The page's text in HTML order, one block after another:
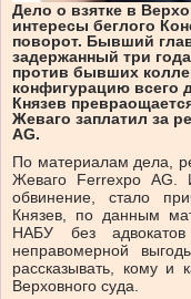
Дело о взятке в
интересы беглого
поворот. Бывший
задержанный три
против бывших
конфигурацию всего
Князев
Жеваго заплатил за
AG.
По материалам дела,
Жеваго Ferrexpo AG.
обвинение, стало
Князев, по данным
НАБУ без
неправомерной
рассказывать, кому и
Верховного суда.